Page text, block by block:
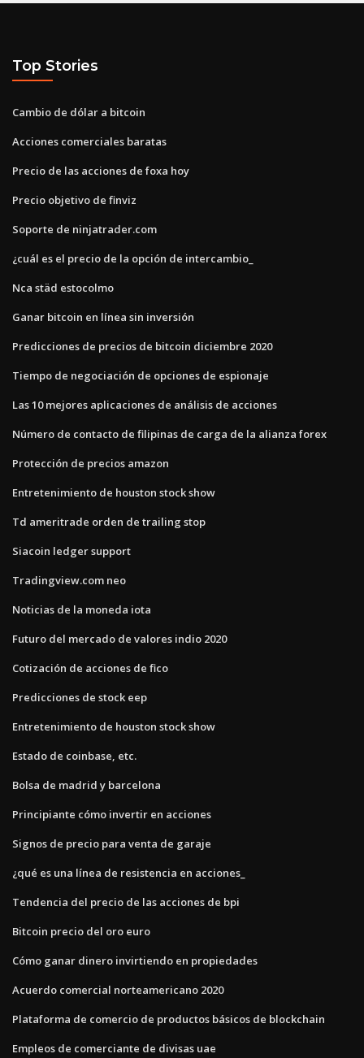
Top Stories
Cambio de dólar a bitcoin
Acciones comerciales baratas
Precio de las acciones de foxa hoy
Precio objetivo de finviz
Soporte de ninjatrader.com
¿cuál es el precio de la opción de intercambio_
Nca städ estocolmo
Ganar bitcoin en línea sin inversión
Predicciones de precios de bitcoin diciembre 2020
Tiempo de negociación de opciones de espionaje
Las 10 mejores aplicaciones de análisis de acciones
Número de contacto de filipinas de carga de la alianza forex
Protección de precios amazon
Entretenimiento de houston stock show
Td ameritrade orden de trailing stop
Siacoin ledger support
Tradingview.com neo
Noticias de la moneda iota
Futuro del mercado de valores indio 2020
Cotización de acciones de fico
Predicciones de stock eep
Entretenimiento de houston stock show
Estado de coinbase, etc.
Bolsa de madrid y barcelona
Principiante cómo invertir en acciones
Signos de precio para venta de garaje
¿qué es una línea de resistencia en acciones_
Tendencia del precio de las acciones de bpi
Bitcoin precio del oro euro
Cómo ganar dinero invirtiendo en propiedades
Acuerdo comercial norteamericano 2020
Plataforma de comercio de productos básicos de blockchain
Empleos de comerciante de divisas uae